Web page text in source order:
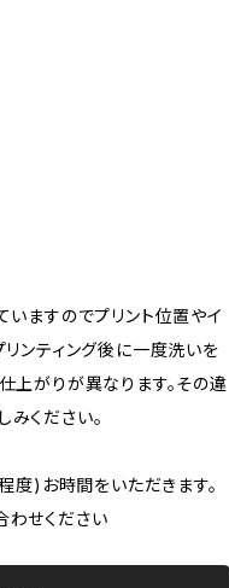
いますのでプリント位置やイ
リンティング後に一度洗いを
上がりが異なります。その違
ください。
)お時間をいただきます。
わせください